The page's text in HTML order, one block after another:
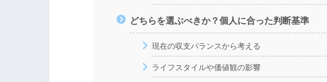
どちらを選ぶべきか？個人に合った判断基準
現在の収支バランスから考える
ライフスタイルや価値観の影響